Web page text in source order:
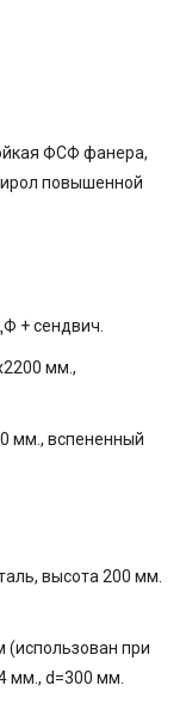
ФСФ фанера,
повышенной
+ сендвич.
мм.,
мм., вспененный
высота 200 мм.
(использован при
мм., d=300 мм.